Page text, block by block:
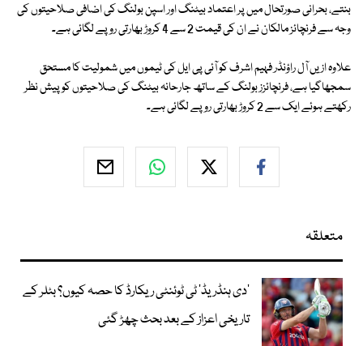
بنتے، بحرانی صورتحال میں پر اعتماد بیٹنگ اور اسپن بولنگ کی اضافی صلاحیتوں کی
وجہ سے فرنچائز مالکان نے ان کی قیمت 2 سے 4 کروڑ بھارتی روپے لگائی ہے۔
علاوہ ازیں آل راؤنڈر فہیم اشرف کو آئی پی ایل کی ٹیموں میں شمولیت کا مستحق
سمجھاگیا ہے، فرنچائزز بولنگ کے ساتھ جارحانہ بیٹنگ کی صلاحیتوں کو پیش نظر
رکھتے ہوئے ایک سے 2 کروڑ بھارتی روپے لگائی ہے۔
متعلقہ
’دی ہنڈریڈ‘ ٹی ٹوئنٹی ریکارڈ کا حصہ کیوں؟ بٹلر کے
تاریخی اعزاز کے بعد بحث چھڑ گئی